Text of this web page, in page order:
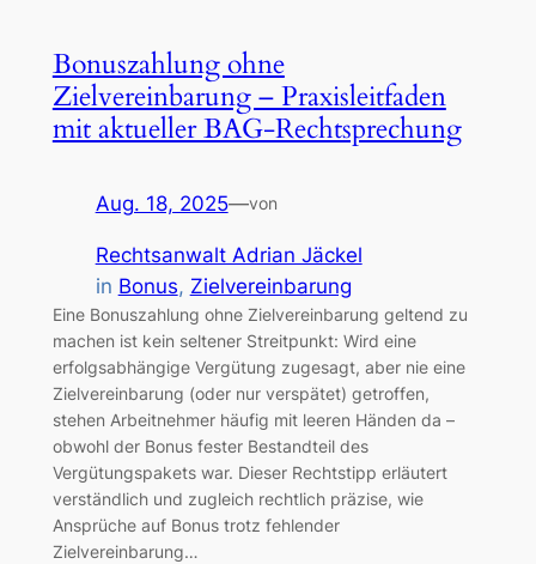
Bonuszahlung ohne
Zielvereinbarung – Praxisleitfaden
mit aktueller BAG-Rechtsprechung
Aug. 18, 2025—von
Rechtsanwalt Adrian Jäckel
in Bonus, Zielvereinbarung
Eine Bonuszahlung ohne Zielvereinbarung geltend zu
machen ist kein seltener Streitpunkt: Wird eine
erfolgsabhängige Vergütung zugesagt, aber nie eine
Zielvereinbarung (oder nur verspätet) getroffen,
stehen Arbeitnehmer häufig mit leeren Händen da –
obwohl der Bonus fester Bestandteil des
Vergütungspakets war. Dieser Rechtstipp erläutert
verständlich und zugleich rechtlich präzise, wie
Ansprüche auf Bonus trotz fehlender
Zielvereinbarung…